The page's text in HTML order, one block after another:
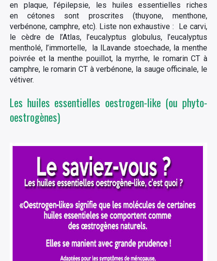
en plaque, l’épilepsie, les huiles essentielles riches
en cétones sont proscrites (thuyone, menthone,
verbénone, camphre, etc). Liste non exhaustive : Le carvi,
le cèdre de l’Atlas, l’eucalyptus globulus, l’eucalyptus
mentholé, l’immortelle, la lLavande stoechade, la menthe
poivrée et la menthe pouillot, la myrrhe, le romarin CT à
camphre, le romarin CT à verbénone, la sauge officinale, le
vétiver.
Les huiles essentielles oestrogen-like (ou phyto-
oestrogènes)